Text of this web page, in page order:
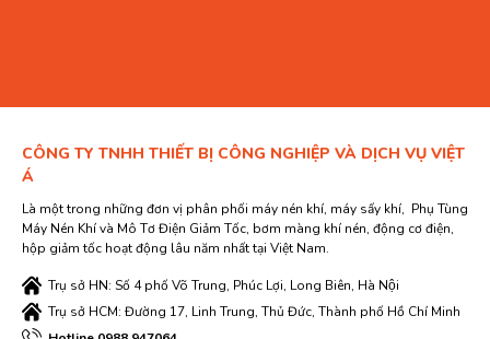
CÔNG TY TNHH THIẾT BỊ CÔNG NGHIỆP VÀ DỊCH VỤ VIỆT
Á
Là một trong những đơn vị phân phối máy nén khí, máy sấy khí, Phụ Tùng
Máy Nén Khí và Mô Tơ Điện Giảm Tốc, bơm màng khí nén, động cơ điện,
hộp giảm tốc hoạt động lâu năm nhất tại Việt Nam.
Trụ sở HN: Số 4 phố Võ Trung, Phúc Lợi, Long Biên, Hà Nội
Trụ sở HCM: Đường 17, Linh Trung, Thủ Đức, Thành phố Hồ Chí Minh